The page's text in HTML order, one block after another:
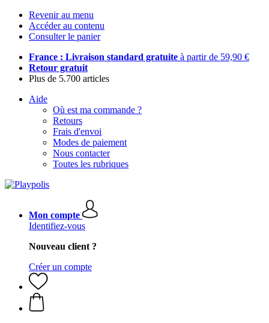
Revenir au menu
Accéder au contenu
Consulter le panier
France : Livraison standard gratuite à partir de 59,90 €
Retour gratuit
Plus de 5.700 articles
Aide
Où est ma commande ?
Retours
Frais d'envoi
Modes de paiement
Nous contacter
Toutes les rubriques
Mon compte
Identifiez-vous
Nouveau client ?
Créer un compte